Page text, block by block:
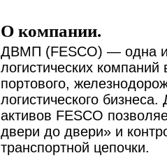
О компании.
ДВМП (FESCO) — одна
логистических
портового,
логистического
активов FESCO
двери до двери» и
транспортной цепочки.